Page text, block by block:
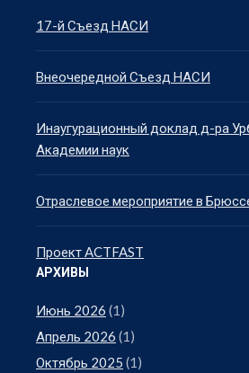
17-й Съезд НАСИ
Внеочередной Съезд НАСИ
Инаугурационный доклад д-ра
Академии наук
Отраслевое мероприятие в
Проект ACTFAST
АРХИВЫ
Июнь 2026 (1)
Апрель 2026 (1)
Октябрь 2025 (1)